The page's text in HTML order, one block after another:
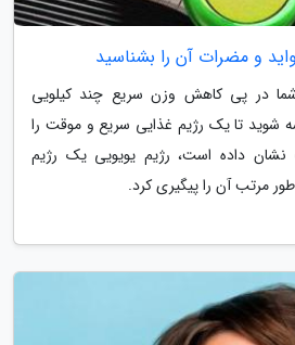
و مضرات آن را بشناسید
در پی کاهش وزن سریع چند کیلویی
تا یک رژیم غذایی سریع و موقت را
نشان داده است، رژیم یویویی یک رژیم
مرتب آن را پیگیری کرد.